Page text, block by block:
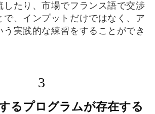
したり、市場でフランス語で交渉
で、インプットだけではなく、ア
う実践的な練習をすることができ
3
するプログラムが存在する